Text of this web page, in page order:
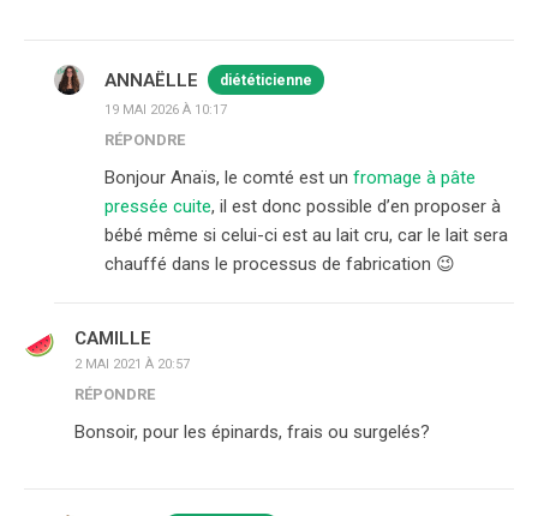
ANNAËLLE diététicienne
19 MAI 2026 À 10:17
RÉPONDRE
Bonjour Anaïs, le comté est un fromage à pâte
pressée cuite, il est donc possible d’en proposer à
bébé même si celui-ci est au lait cru, car le lait sera
chauffé dans le processus de fabrication 😉
CAMILLE
2 MAI 2021 À 20:57
RÉPONDRE
Bonsoir, pour les épinards, frais ou surgelés?